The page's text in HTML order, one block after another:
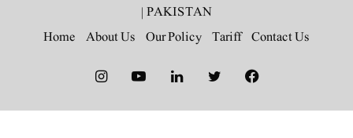
PAKISTAN
|
Contact Us
Tariff
Our Policy
About Us
Home
Facebook
Twitter
LinkedIn
YouTube
Instagram